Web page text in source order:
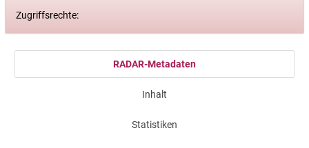
Zugriffsrechte:
RADAR-Metadaten
Inhalt
Statistiken